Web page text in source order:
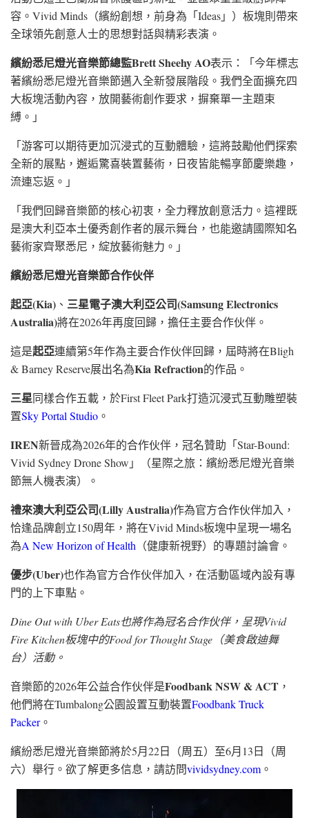
容。Vivid Minds（繽紛創想，前身為「Ideas」）板塊則帶來
全球領先創意人士的思想對話與精彩表演。
繽紛悉尼燈光音樂節總監Brett Sheehy AO表示：「今年標志
著繽紛悉尼燈光音樂節邁入全新發展階段。我們全面擴充四
大板塊活動內容，放開藝術創作要求，摒棄單一主題束
縛。」
「游客可以期待更加沉浸式的互動體驗，這將鼓勵他們探索
全新的展點，邂逅驚喜裝置藝術，日夜皆能暢享節慶樂趣，
流連忘返。」
「我們回歸音樂節的核心初衷，全力釋放創意活力。這裡既
是澳大利亞本土優秀創作者的展示舞台，也能邀請國際知名
藝術家齊聚悉尼，綻放藝術魅力。」
繽紛悉尼燈光音樂節合作伙伴
起亞(Kia) 、 三星電子澳大利亞公司(Samsung Electronics
Australia)將在2026年再度回歸，擔任主要合作伙伴。
這是起亞連續第5年作為主要合作伙伴回歸，屆時將在Bligh
& Barney Reserve展出名為Kia Refraction的作品。
三星同樣合作五載，於First Fleet Park打造沉浸式互動雕塑裝
置Sky Portal Studio 。
IREN新晉成為2026年的合作伙伴，冠名贊助「Star-Bound:
Vivid Sydney Drone Show」（星際之旅：繽紛悉尼燈光音樂
節無人機表演）。
禮來澳大利亞公司(Lilly Australia)作為官方合作伙伴加入，
恰逢品牌創立150周年，將在Vivid Minds板塊中呈現一場名
為A New Horizon of Health （健康新視野）的專題討論會。
優步(Uber)也作為官方合作伙伴加入，在活動區域內設有專
門的上下車點。
Dine Out with Uber Eats也將作為冠名合作伙伴，呈現Vivid
Fire Kitchen板塊中的Food for Thought Stage（美食啟迪舞
台）活動。
音樂節的2026年公益合作伙伴是Foodbank NSW & ACT ，
他們將在Tumbalong公園設置互動裝置Foodbank Truck
Packer。
繽紛悉尼燈光音樂節將於5月22日（周五）至6月13日（周
六）舉行。欲了解更多信息，請訪問vividsydney.com 。